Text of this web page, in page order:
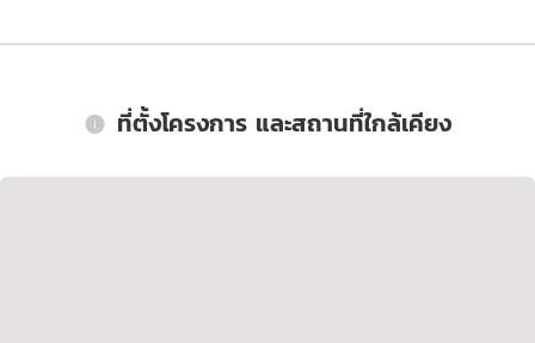
ที่ตั้งโครงการ และสถานที่ใกล้เคียง